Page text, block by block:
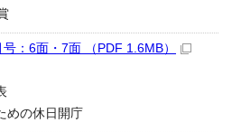
：6面・7面 （PDF 1.6MB）
めの休日開庁